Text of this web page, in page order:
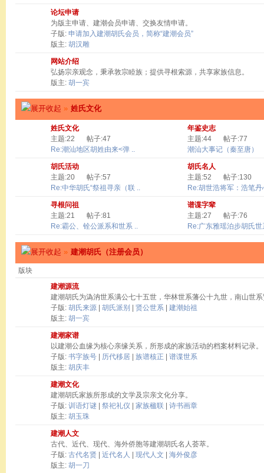
论坛申请
为版主申请、建潮会员申请、交换友情申请。
子版: 申请加入建潮胡氏会员，简称“建潮会员”
版主: 胡汉雕
网站介绍
弘扬宗亲观念，秉承敦宗睦族；提供寻根索源，共享家族信息。
版主: 胡一宾
» 姓氏文化
姓氏文化
主题:22
帖子:47
Re:潮汕地区胡姓由来<弹 ..
年鉴史志
主题:44
帖子:77
潮汕大事记（秦至唐）
胡氏活动
主题:20
帖子:57
Re:中华胡氏“祭祖寻亲（联 ..
胡氏名人
主题:52
帖子:130
Re:胡世浩将军：浩笔丹
寻根问祖
主题:21
帖子:81
Re:霸公、铨公派系和世系 ..
谱谍字辈
主题:27
帖子:76
Re:广东雅瑶泊步胡氏世
» 建潮胡氏（注册会员）
版块
建潮源流
建潮胡氏为溈汭世系满公七十五世，华林世系藩公十九世，南山世
子版: 胡氏来源 胡氏派别 贤公世系
建潮始祖
版主: 胡一宾
建潮家谱
以建潮公血缘为核心亲缘关系，所形成的家族活动的档案材料记录。
子版: 书字族号 历代移居 族谱核正
谱谍世系
版主: 胡庆丰
建潮文化
建潮胡氏家族所形成的文学及宗亲文化分享。
子版: 训语灯谜 祭祀礼仪 家族楹联
诗书画章
版主: 胡玉珠
建潮人文
古代、近代、现代、海外侨胞等建潮胡氏名人荟萃。
子版: 古代名贤 近代名人 现代人文
海外俊彦
版主: 胡一刀